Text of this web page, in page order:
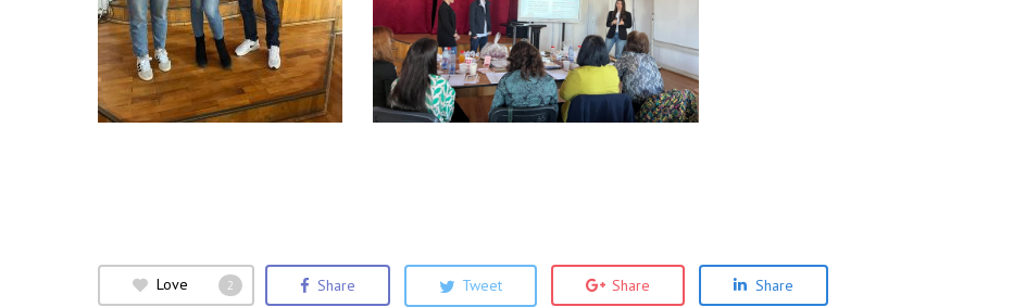
Love 2 Share Tweet Share Share